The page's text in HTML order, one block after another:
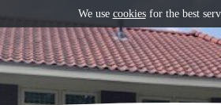
We use cookiesfor the best